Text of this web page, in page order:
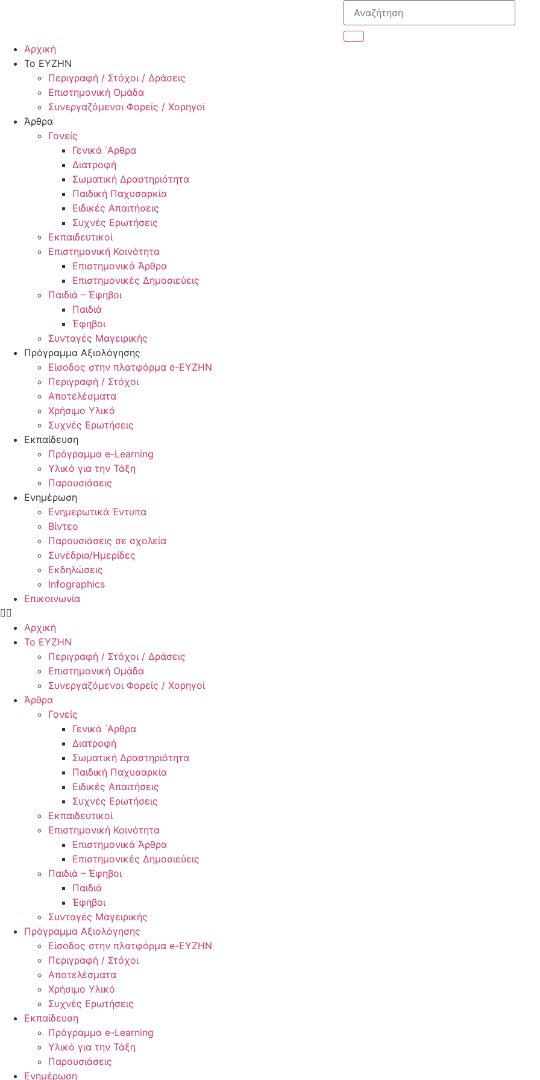
Αρχική
Το ΕΥΖΗΝ
Περιγραφή / Στόχοι / Δράσεις
Επιστημονική Ομάδα
Συνεργαζόμενοι Φορείς / Χορηγοί
Άρθρα
Γονείς
Γενικά ΄Αρθρα
Διατροφή
Σωματική Δραστηριότητα
Παιδική Παχυσαρκία
Ειδικές Απαιτήσεις
Συχνές Ερωτήσεις
Εκπαιδευτικοί
Επιστημονική Κοινότητα
Επιστημονικά Άρθρα
Επιστημονικές Δημοσιεύεις
Παιδιά – Έφηβοι
Παιδιά
Έφηβοι
Συνταγές Μαγειρικής
Πρόγραμμα Αξιολόγησης
Είσοδος στην πλατφόρμα e-EYZHN
Περιγραφή / Στόχοι
Αποτελέσματα
Χρήσιμο Υλικό
Συχνές Ερωτήσεις
Εκπαίδευση
Πρόγραμμα e-Learning
Υλικό για την Τάξη
Παρουσιάσεις
Ενημέρωση
Ενημερωτικά Έντυπα
Βίντεο
Παρουσιάσεις σε σχολεία
Συνέδρια/Ημερίδες
Εκδηλώσεις
Infographics
Επικοινωνία
Αρχική
Το ΕΥΖΗΝ
Περιγραφή / Στόχοι / Δράσεις
Επιστημονική Ομάδα
Συνεργαζόμενοι Φορείς / Χορηγοί
Άρθρα
Γονείς
Γενικά ΄Αρθρα
Διατροφή
Σωματική Δραστηριότητα
Παιδική Παχυσαρκία
Ειδικές Απαιτήσεις
Συχνές Ερωτήσεις
Εκπαιδευτικοί
Επιστημονική Κοινότητα
Επιστημονικά Άρθρα
Επιστημονικές Δημοσιεύεις
Παιδιά – Έφηβοι
Παιδιά
Έφηβοι
Συνταγές Μαγειρικής
Πρόγραμμα Αξιολόγησης
Είσοδος στην πλατφόρμα e-EYZHN
Περιγραφή / Στόχοι
Αποτελέσματα
Χρήσιμο Υλικό
Συχνές Ερωτήσεις
Εκπαίδευση
Πρόγραμμα e-Learning
Υλικό για την Τάξη
Παρουσιάσεις
Ενημέρωση